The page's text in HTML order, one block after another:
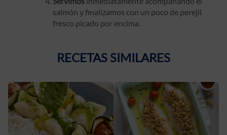
salmón y finalizamos con un poco de perejil
fresco picado por encima.
RECETAS SIMILARES